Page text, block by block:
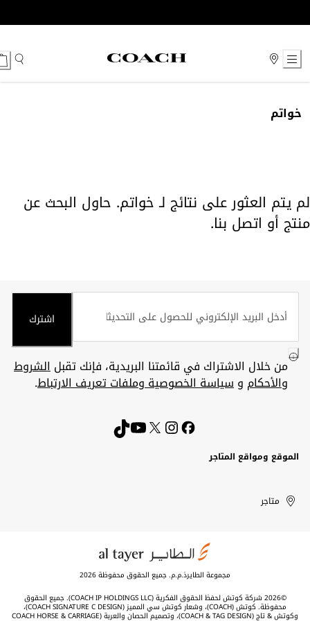
to
خواتم
لم يتم العثور على نتائج لـ خواتم. حاول البحث عن
منتج أو اتصل بنا.
اشترك
من خلال الاشتراك في قائمتنا البريدية، فإنك تقبلالشروط
والأحكام وسياسة الخصوصية وملفات تعريف الارتباط.
الموقع ومواقع المتاجر
United
Arab
Kuwait
الإمارات
العربية
الكويت
متاجر
مجموعة الطايرذ.م.م. جميع الحقوق محفوظة 2026
©2026 شركة كوتش لحفظ الحقوق الفكرية (COACH IP HOLDINGS LLC). جميع الحقوق
محفوظة. كوتش (COACH)، وشعار كوتش سي المميز (COACH SIGNATURE C DESIGN)،
وكوتش & تاج (COACH & TAG DESIGN)، وتصميم الحصان والعربة (COACH HORSE & CARRIAGE